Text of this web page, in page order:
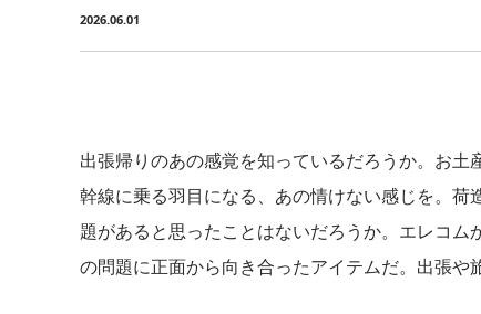
2026.06.01
出張帰りのあの感覚を知っているだろうか。お
幹線に乗る羽目になる、あの情けない感じを。
題があると思ったことはないだろうか。エレコ
の問題に正面から向き合ったアイテムだ。出張や